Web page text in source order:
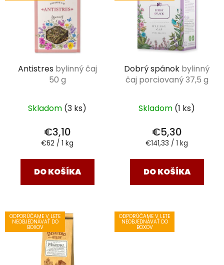
Antistres bylinný čaj
50 g
Skladom (3 ks)
€3,10
Jednotková
€62 / 1 kg
DO KOŠÍKA
Dobrý spánok bylinný
čaj porciovaný 37,5 g
Skladom (1 ks)
€5,30
Jednotková
€141,33 / 1 kg
DO KOŠÍKA
ODPORÚČAME V LETE
NEOBJEDNÁVAŤ DO
BOXOV
ODPORÚČAME V LETE
NEOBJEDNÁVAŤ DO
BOXOV